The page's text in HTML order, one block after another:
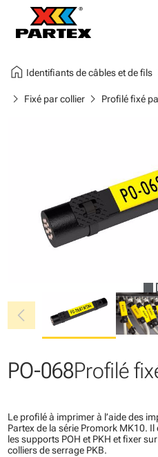
home Identifiants de câbles et de fils
chevron_right Fixé par collierchevron_right Profilé fixé
chevron_left
PO-068Profilé
Le profilé à imprimer à l’aide des
Partex de la série Promork MK10.
les supports POH et PKH et fixer
colliers de serrage PKB.